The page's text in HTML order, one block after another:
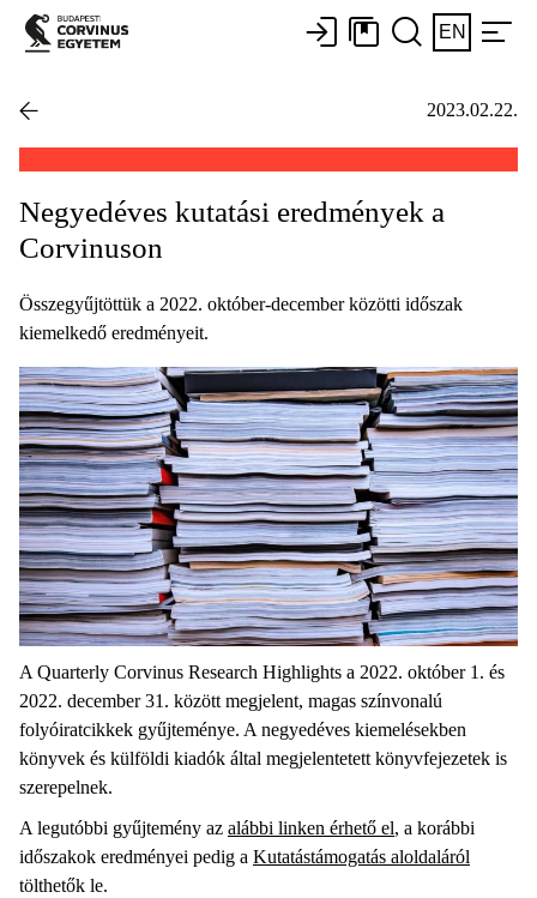
EN
2023.02.22.
Negyedéves kutatási eredmények a
Corvinuson
Összegyűjtöttük a 2022. október-december közötti időszak
kiemelkedő eredményeit.
A Quarterly Corvinus Research Highlights a 2022. október 1. és
2022. december 31. között megjelent, magas színvonalú
folyóiratcikkek gyűjteménye. A negyedéves kiemelésekben
könyvek és külföldi kiadók által megjelentetett könyvfejezetek is
szerepelnek.
A legutóbbi gyűjtemény az alábbi linken érhető el, a korábbi
időszakok eredményei pedig a Kutatástámogatás aloldaláról
tölthetők le.